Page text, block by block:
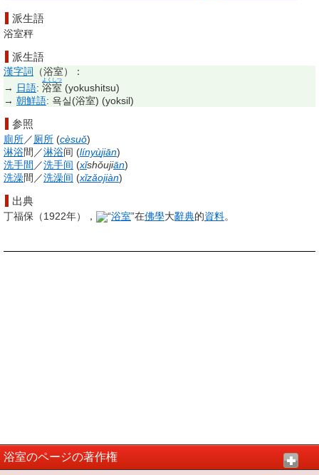
派生語
浴室秤
派生語
漢字詞 （浴室）：
→ 日語: 浴室
よくしつ
(yokushitsu)
→ 朝鮮語: 욕실(浴室) (yoksil)
参照
廁所／厕所 (cèsuǒ)
淋浴間 ／淋浴间 (línyùjiān)
洗手間 ／洗手间 (xǐshǒujiān)
洗澡間 ／洗澡间 (xǐzǎojiàn)
出典
丁福保（1922年）， “浴室”在佛學大辭典的資料。
浴室のページの著作権